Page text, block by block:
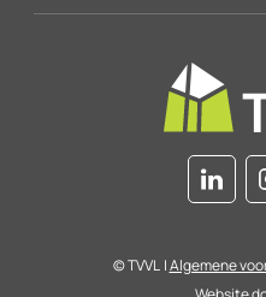
© TVVL|Algemene